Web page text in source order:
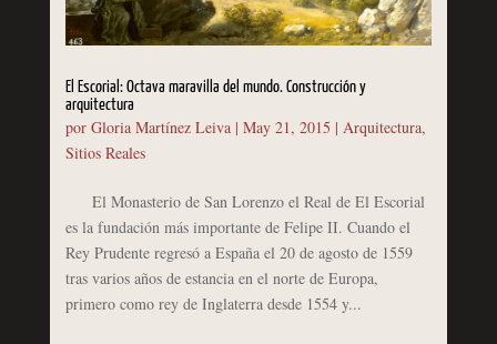
El Escorial: Octava maravilla del mundo. Construcción y
arquitectura
por Gloria Martínez Leiva| May 21, 2015 | Arquitectura,
Sitios Reales
El Monasterio de San Lorenzo el Real de El Escorial
es la fundación más importante de Felipe II. Cuando el
Rey Prudente regresó a España el 20 de agosto de 1559
tras varios años de estancia en el norte de Europa,
primero como rey de Inglaterra desde 1554 y...